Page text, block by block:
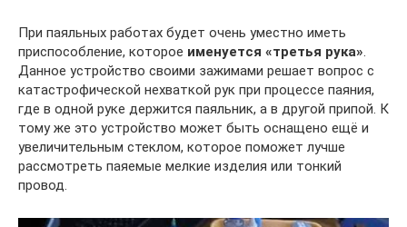
При паяльных работах будет очень уместно иметь
приспособление, которое именуется «третья рука».
Данное устройство своими зажимами решает вопрос с
катастрофической нехваткой рук при процессе паяния,
где в одной руке держится паяльник, а в другой припой. К
тому же это устройство может быть оснащено ещё и
увеличительным стеклом, которое поможет лучше
рассмотреть паяемые мелкие изделия или тонкий
провод.